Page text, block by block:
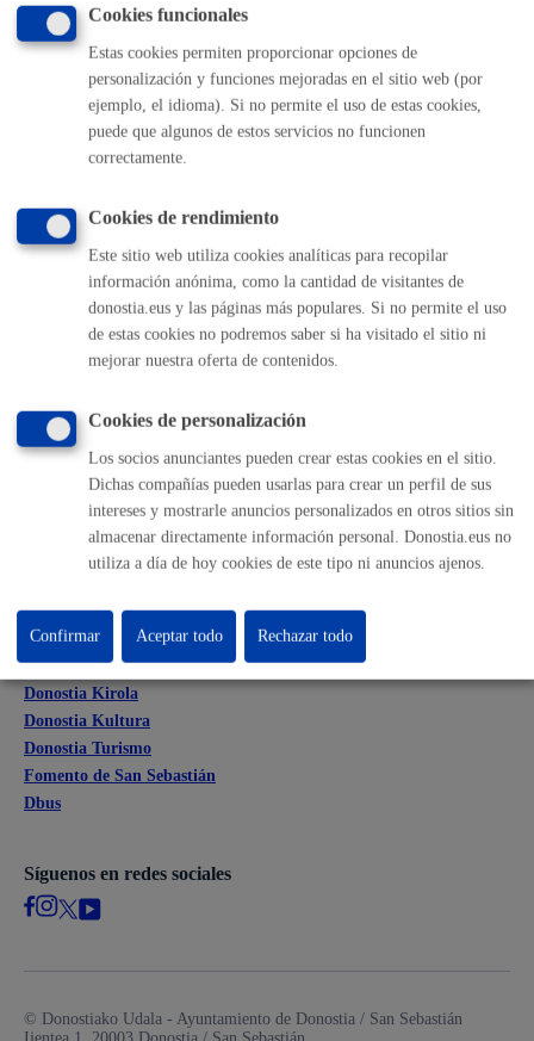
Volver al índice Volver atrás
010
(+34) 943 481 000
Buzón de la ciudadanía
Informar de un error en la web
Ofertas de empleo
Mapas - GeoDonostia
Sala de prensa
Otras páginas web corporativas
Donostia Kirola
Donostia Kultura
Donostia Turismo
Fomento de San Sebastián
Dbus
Síguenos en redes sociales
© Donostiako Udala - Ayuntamiento de Donostia / San Sebastián
Cookies funcionales
Estas cookies permiten proporcionar opciones de
personalización y funciones mejoradas en el sitio web (por
ejemplo, el idioma). Si no permite el uso de estas cookies,
puede que algunos de estos servicios no funcionen
correctamente.
Cookies de rendimiento
Este sitio web utiliza cookies analíticas para recopilar
información anónima, como la cantidad de visitantes de
donostia.eus y las páginas más populares. Si no permite el uso
de estas cookies no podremos saber si ha visitado el sitio ni
mejorar nuestra oferta de contenidos.
Cookies de personalización
Los socios anunciantes pueden crear estas cookies en el sitio.
Dichas compañías pueden usarlas para crear un perfil de sus
intereses y mostrarle anuncios personalizados en otros sitios sin
almacenar directamente información personal. Donostia.eus no
utiliza a día de hoy cookies de este tipo ni anuncios ajenos.
Rechazar todo
Confirmar Aceptar todo